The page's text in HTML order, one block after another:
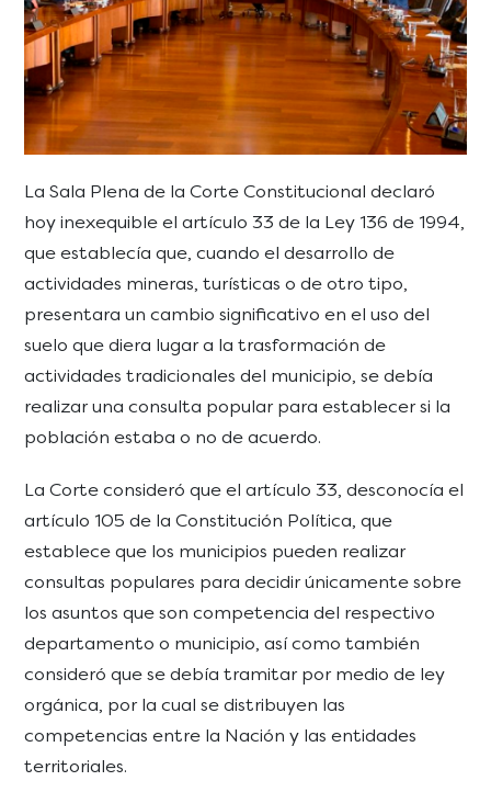
La Sala Plena de la Corte Constitucional declaró
hoy inexequible el artículo 33 de la Ley 136 de 1994,
que establecía que, cuando el desarrollo de
actividades mineras, turísticas o de otro tipo,
presentara un cambio significativo en el uso del
suelo que diera lugar a la trasformación de
actividades tradicionales del municipio, se debía
realizar una consulta popular para establecer si la
población estaba o no de acuerdo.
La Corte consideró que el artículo 33, desconocía el
artículo 105 de la Constitución Política, que
establece que los municipios pueden realizar
consultas populares para decidir únicamente sobre
los asuntos que son competencia del respectivo
departamento o municipio, así como también
consideró que se debía tramitar por medio de ley
orgánica, por la cual se distribuyen las
competencias entre la Nación y las entidades
territoriales.